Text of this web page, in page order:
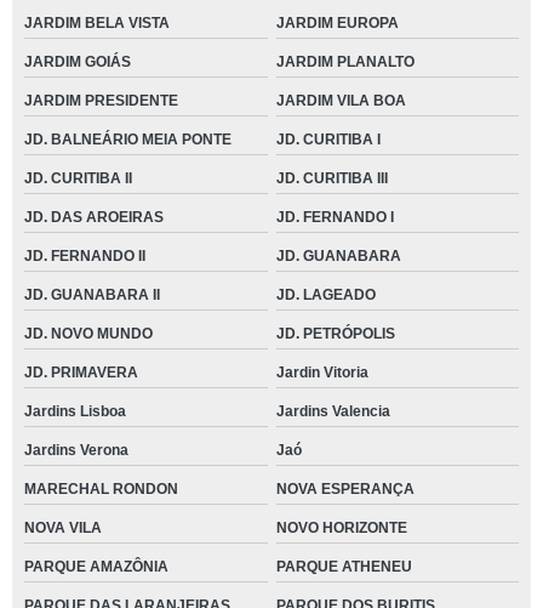
JARDIM BELA VISTA JARDIM EUROPA
JARDIM GOIÁS JARDIM PLANALTO
JARDIM PRESIDENTE JARDIM VILA BOA
JD. BALNEÁRIO MEIA PONTE JD. CURITIBA I
JD. CURITIBA II JD. CURITIBA III
JD. DAS AROEIRAS JD. FERNANDO I
JD. FERNANDO II JD. GUANABARA
JD. GUANABARA II JD. LAGEADO
JD. NOVO MUNDO JD. PETRÓPOLIS
JD. PRIMAVERA Jardin Vitoria
Jardins Lisboa Jardins Valencia
Jardins Verona Jaó
MARECHAL RONDON NOVA ESPERANÇA
NOVA VILA NOVO HORIZONTE
PARQUE AMAZÔNIA PARQUE ATHENEU